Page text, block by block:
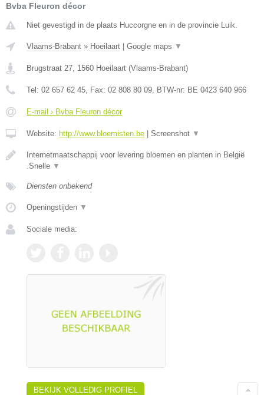
Bvba Fleuron décor
Niet gevestigd in de plaats Huccorgne en in de provincie Luik.
Vlaams-Brabant » Hoeilaart Google maps ▼
Brugstraat 27, 1560 Hoeilaart (Vlaams-Brabant)
Tel: 02 657 62 45, Fax: 02 808 80 09, BTW-nr: BE 0423 640 966
E-mail › Bvba Fleuron décor
Website: http://www.bloemisten.be Screenshot ▼
Internetmaatschappij voor levering bloemen en planten in België
.Snelle ▼
Diensten onbekend
Openingstijden ▼
Sociale media:
BEKIJK VOLLEDIG PROFIEL